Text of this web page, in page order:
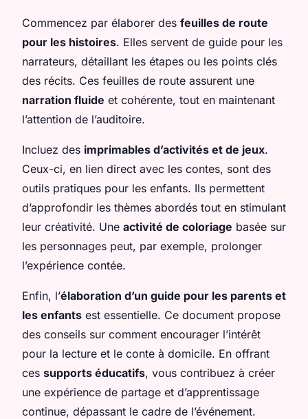
Commencez par élaborer des feuilles de route
pour les histoires. Elles servent de guide pour les
narrateurs, détaillant les étapes ou les points clés
des récits. Ces feuilles de route assurent une
narration fluide et cohérente, tout en maintenant
l’attention de l’auditoire.
Incluez des imprimables d’activités et de jeux.
Ceux-ci, en lien direct avec les contes, sont des
outils pratiques pour les enfants. Ils permettent
d’approfondir les thèmes abordés tout en stimulant
leur créativité. Une activité de coloriage basée sur
les personnages peut, par exemple, prolonger
l’expérience contée.
Enfin, l’élaboration d’un guide pour les parents et
les enfants est essentielle. Ce document propose
des conseils sur comment encourager l’intérêt
pour la lecture et le conte à domicile. En offrant
ces supports éducatifs, vous contribuez à créer
une expérience de partage et d’apprentissage
continue, dépassant le cadre de l’événement.